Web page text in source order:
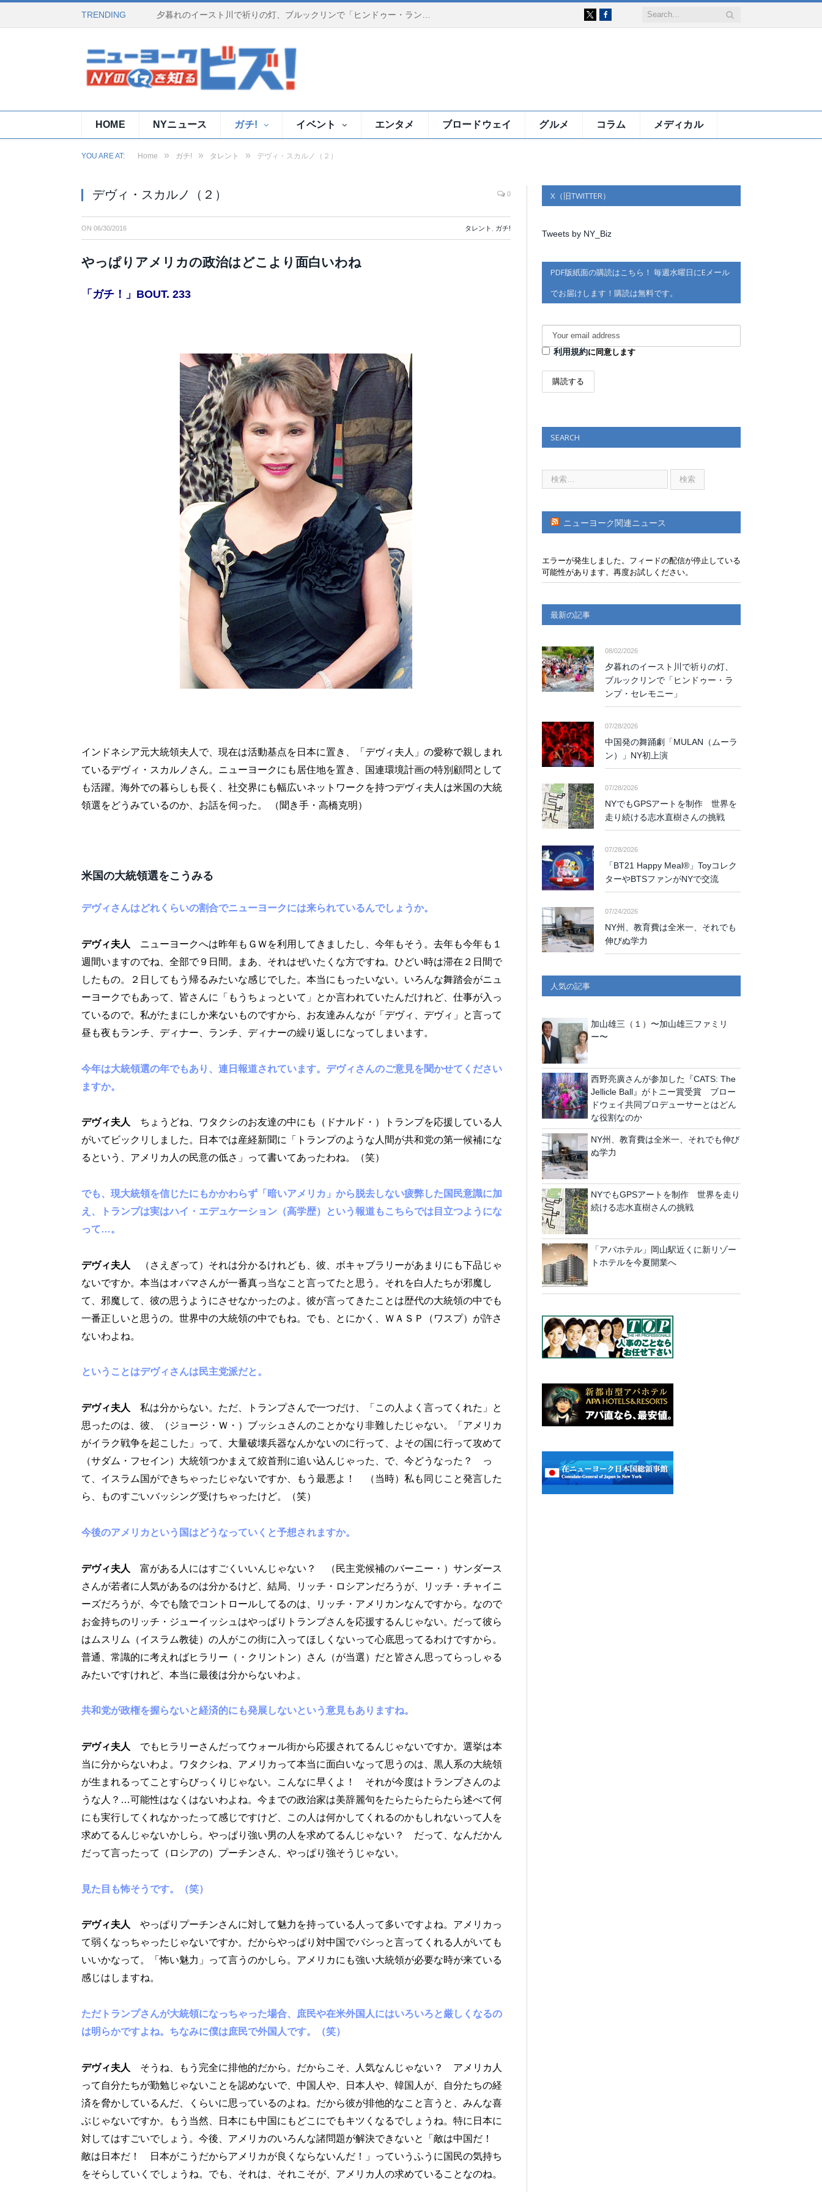
TRENDING 夕暮れのイースト川で祈りの灯、ブルックリンで「ヒンドゥー・ランプ・セレモニー」 Facebook
HOME NYニュース ガチ! イベント エンタメ ブロードウェイ グルメ コラム メディカル
YOU ARE AT: Home » ガチ! » タレント » デヴィ・スカルノ（２）
デヴィ・スカルノ（２） 0
ON 06/30/2016 タレント ガチ!
やっぱりアメリカの政治はどこより面白いわね
「ガチ！」BOUT. 233
インドネシア元大統領夫人で、現在は活動基点を日本に置き、「デヴィ夫人」の愛称で親しまれ
ているデヴィ・スカルノさん。ニューヨークにも居住地を置き、国連環境計画の特別顧問として
も活躍。海外での暮らしも長く、社交界にも幅広いネットワークを持つデヴィ夫人は米国の大統
領選をどうみているのか、お話を伺った。 （聞き手・高橋克明）
米国の大統領選をこうみる
デヴィさんはどれくらいの割合でニューヨークには来られているんでしょうか。
デヴィ夫人 ニューヨークへは昨年もＧＷを利用してきましたし、今年もそう。去年も今年も１
週間いますのでね、全部で９日間。まあ、それはぜいたくな方ですね。ひどい時は滞在２日間で
したもの。２日してもう帰るみたいな感じでした。本当にもったいない。いろんな舞踏会がニュ
ーヨークでもあって、皆さんに「もうちょっといて」とか言われていたんだけれど、仕事が入っ
ているので。私がたまにしか来ないものですから、お友達みんなが「デヴィ、デヴィ」と言って
昼も夜もランチ、ディナー、ランチ、ディナーの繰り返しになってしまいます。
今年は大統領選の年でもあり、連日報道されています。デヴィさんのご意見を聞かせてください
ますか。
デヴィ夫人 ちょうどね、ワタクシのお友達の中にも（ドナルド・）トランプを応援している人
がいてビックリしました。日本では産経新聞に「トランプのような人間が共和党の第一候補にな
るという、アメリカ人の民意の低さ」って書いてあったわね。（笑）
でも、現大統領を信じたにもかかわらず「暗いアメリカ」から脱去しない疲弊した国民意識に加
え、トランプは実はハイ・エデュケーション（高学歴）という報道もこちらでは目立つようにな
って…。
デヴィ夫人
（さえぎって）それは分かるけれども、彼、ボキャブラリーがあまりにも下品じゃ
ないですか。本当はオバマさんが一番真っ当なこと言ってたと思う。それを白人たちが邪魔し
て、邪魔して、彼の思うようにさせなかったのよ。彼が言ってきたことは歴代の大統領の中でも
一番正しいと思うの。世界中の大統領の中でもね。でも、とにかく、ＷＡＳＰ（ワスプ）が許さ
ないわよね。
ということはデヴィさんは民主党派だと。
デヴィ夫人 私は分からない。ただ、トランプさんで一つだけ、「この人よく言ってくれた」と
思ったのは、彼、（ジョージ・Ｗ・）ブッシュさんのことかなり非難したじゃない。「アメリカ
がイラク戦争を起こした」って、大量破壊兵器なんかないのに行って、よその国に行って攻めて
（サダム・フセイン）大統領つかまえて絞首刑に追い込んじゃった、で、今どうなった？ っ
て、イスラム国ができちゃったじゃないですか、もう最悪よ！ （当時）私も同じこと発言した
ら、ものすごいバッシング受けちゃったけど。（笑）
今後のアメリカという国はどうなっていくと予想されますか。
デヴィ夫人 富がある人にはすごくいいんじゃない？ （民主党候補のバーニー・）サンダース
さんが若者に人気があるのは分かるけど、結局、リッチ・ロシアンだろうが、リッチ・チャイニ
ーズだろうが、今でも陰でコントロールしてるのは、リッチ・アメリカンなんですから。なので
お金持ちのリッチ・ジューイッシュはやっぱりトランプさんを応援するんじゃない。だって彼ら
はムスリム（イスラム教徒）の人がこの街に入ってほしくないって心底思ってるわけですから。
普通、常識的に考えればヒラリー（・クリントン）さん（が当選）だと皆さん思ってらっしゃる
みたいですけれど、本当に最後は分からないわよ。
共和党が政権を握らないと経済的にも発展しないという意見もありますね。
デヴィ夫人 でもヒラリーさんだってウォール街から応援されてるんじゃないですか。選挙は本
当に分からないわよ。ワタクシね、アメリカって本当に面白いなって思うのは、黒人系の大統領
が生まれるってことすらびっくりじゃない。こんなに早くよ！ それが今度はトランプさんのよ
うな人？…可能性はなくはないわよね。今までの政治家は美辞麗句をたらたらたらたら述べて何
にも実行してくれなかったって感じですけど、この人は何かしてくれるのかもしれないって人を
求めてるんじゃないかしら。やっぱり強い男の人を求めてるんじゃない？ だって、なんだかん
だって言ったって（ロシアの）プーチンさん、やっぱり強そうじゃない。
見た目も怖そうです。（笑）
デヴィ夫人 やっぱりプーチンさんに対して魅力を持っている人って多いですよね。アメリカっ
て弱くなっちゃったじゃないですか。だからやっぱり対中国でバシっと言ってくれる人がいても
いいかなって。「怖い魅力」って言うのかしら。アメリカにも強い大統領が必要な時が来ている
感じはしますね。
ただトランプさんが大統領になっちゃった場合、庶民や在米外国人にはいろいろと厳しくなるの
は明らかですよね。ちなみに僕は庶民で外国人です。（笑）
デヴィ夫人 そうね、もう完全に排他的だから。だからこそ、人気なんじゃない？ アメリカ人
って自分たちが勤勉じゃないことを認めないで、中国人や、日本人や、韓国人が、自分たちの経
済を脅かしているんだ、くらいに思っているのよね。だから彼が排他的なこと言うと、みんな喜
ぶじゃないですか。もう当然、日本にも中国にもどこにでもキツくなるでしょうね。特に日本に
対してはすごいでしょう。今後、アメリカのいろんな諸問題が解決できないと「敵は中国だ！
敵は日本だ！ 日本がこうだからアメリカが良くならないんだ！」っていうふうに国民の気持ち
をそらしていくでしょうね。でも、それは、それこそが、アメリカ人の求めていることなのね。
X（旧TWITTER）
Tweets by NY_Biz
PDF版紙面の購読はこちら！ 毎週水曜日にEメール
でお届けします！購読は無料です。
利用規約に同意します
SEARCH
ニューヨーク関連ニュース
エラーが発生しました。フィードの配信が停止している
可能性があります。再度お試しください。
最新の記事
08/02/2026
夕暮れのイースト川で祈りの灯、
ブルックリンで「ヒンドゥー・ラ
ンプ・セレモニー」
07/28/2026
中国発の舞踊劇「MULAN（ムーラ
ン）」NY初上演
07/28/2026
NYでもGPSアートを制作 世界を
走り続ける志水直樹さんの挑戦
07/28/2026
「BT21 Happy Meal®」Toyコレク
ターやBTSファンがNYで交流
07/24/2026
NY州、教育費は全米一、それでも
伸びぬ学力
人気の記事
加山雄三（１）〜加山雄三ファミリ
ー〜
西野亮廣さんが参加した『CATS: The
Jellicle Ball』がトニー賞受賞 ブロー
ドウェイ共同プロデューサーとはどん
な役割なのか
NY州、教育費は全米一、それでも伸び
ぬ学力
NYでもGPSアートを制作 世界を走り
続ける志水直樹さんの挑戦
「アパホテル」岡山駅近くに新リゾー
トホテルを今夏開業へ